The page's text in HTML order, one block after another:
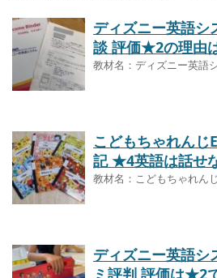
ディズニー英語シ
談 評価★2の理由
教材名：ディズニー英語
こどもちゃれん
記 ★4英語は話せ
教材名：こどもちゃれん
ディズニー英語シ
ミ評判 評価は★2